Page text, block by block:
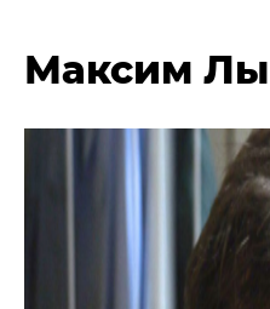
Максим